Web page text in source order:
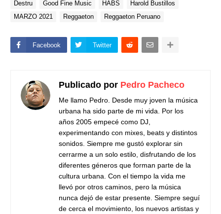
Destru
Good Fine Music HABS
Harold Bustillos
MARZO 2021
Reggaeton Reggaeton Peruano
Facebook Twitter
Publicado por Pedro Pacheco
Me llamo Pedro. Desde muy joven la música
urbana ha sido parte de mi vida. Por los
años 2005 empecé como DJ,
experimentando con mixes, beats y distintos
sonidos. Siempre me gustó explorar sin
cerrarme a un solo estilo, disfrutando de los
diferentes géneros que forman parte de la
cultura urbana. Con el tiempo la vida me
llevó por otros caminos, pero la música
nunca dejó de estar presente. Siempre seguí
de cerca el movimiento, los nuevos artistas y